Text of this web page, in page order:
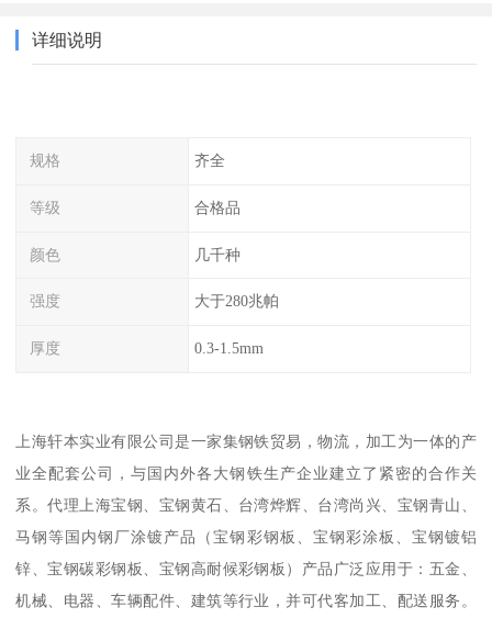
详细说明
规格 齐全
等级 合格品
颜色 几千种
强度 大于280兆帕
厚度 0.3-1.5mm
上海轩本实业有限公司是一家集钢铁贸易，物流，加工为一体的产
业全配套公司，与国内外各大钢铁生产企业建立了紧密的合作关
系。代理上海宝钢、宝钢黄石、台湾烨辉、台湾尚兴、宝钢青山、
马钢等国内钢厂涂镀产品（宝钢彩钢板、宝钢彩涂板、宝钢镀铝
锌、宝钢碳彩钢板、宝钢高耐候彩钢板）产品广泛应用于：五金、
机械、电器、车辆配件、建筑等行业，并可代客加工、配送服务。